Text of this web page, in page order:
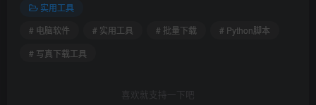
实用工具
# 电脑软件
# 实用工具 # 批量下载
# Python脚本
# 写真下载工具
喜欢就支持一下吧